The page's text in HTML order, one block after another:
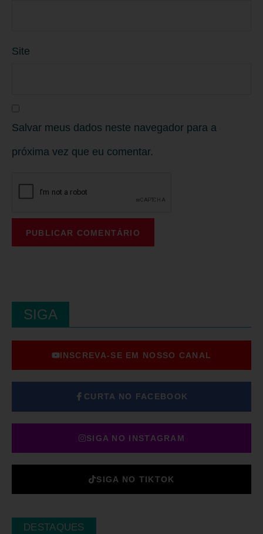
Site
Salvar meus dados neste navegador para a
próxima vez que eu comentar.
SIGA
INSCREVA-SE EM NOSSO CANAL
CURTA NO FACEBOOK
SIGA NO INSTAGRAM
SIGA NO TIKTOK
DESTAQUES